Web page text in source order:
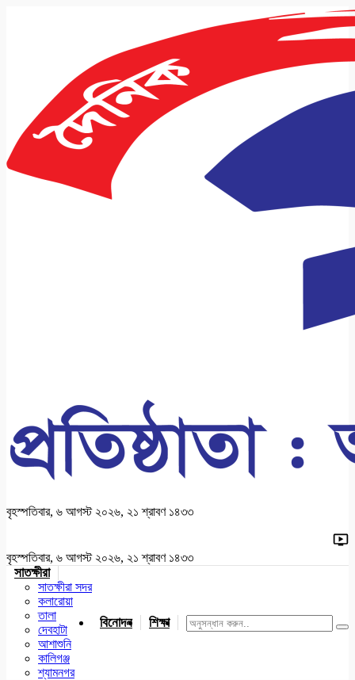
বৃহস্পতিবার, ৬ আগস্ট ২০২৬, ২১ শ্রাবণ ১৪৩৩
বৃহস্পতিবার, ৬ আগস্ট ২০২৬, ২১ শ্রাবণ ১৪৩৩
সাতক্ষীরা
সাতক্ষীরা সদর
কলারোয়া
তালা
দেবহাটা
আশাশুনি
কালিগঞ্জ
শ্যামনগর
বিনোদন শিক্ষা খেলাধুলা জাতীয় যশোর